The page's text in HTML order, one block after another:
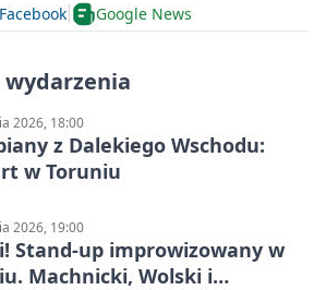
Facebook Google News
wydarzenia
2026, 18:00
z Dalekiego Wschodu:
w Toruniu
2026, 19:00
Stand-up improwizowany w
Machnicki, Wolski i